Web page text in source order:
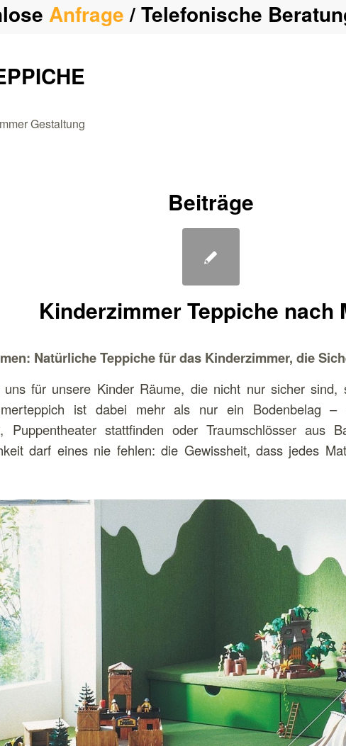
Anfrage/ Telefonische
Gestaltung
Beiträge
Kinderzimmer Teppiche nach
Natürliche Teppiche für das Kinderzimmer, die
für unsere Kinder Räume, die nicht nur sicher sind,
ist dabei mehr als nur ein
Puppentheater stattfinden oder Traumschlösser aus
darf eines nie fehlen: die Gewissheit, dass jedes